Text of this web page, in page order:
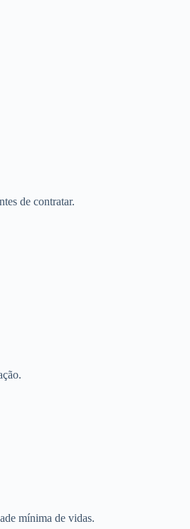
de contratar.
mínima de vidas.